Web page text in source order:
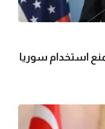
استخدام سوريا